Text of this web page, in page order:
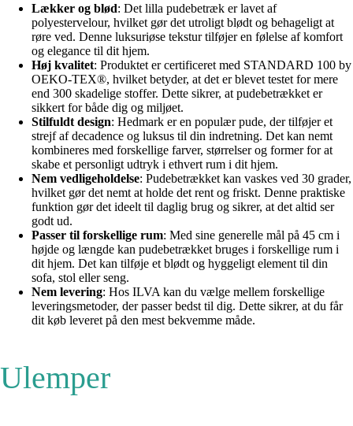
Lækker og blød: Det lilla pudebetræk er lavet af
polyestervelour, hvilket gør det utroligt blødt og behageligt at
røre ved. Denne luksuriøse tekstur tilføjer en følelse af komfort
og elegance til dit hjem.
Høj kvalitet: Produktet er certificeret med STANDARD 100 by
OEKO-TEX®, hvilket betyder, at det er blevet testet for mere
end 300 skadelige stoffer. Dette sikrer, at pudebetrækket er
sikkert for både dig og miljøet.
Stilfuldt design: Hedmark er en populær pude, der tilføjer et
strejf af decadence og luksus til din indretning. Det kan nemt
kombineres med forskellige farver, størrelser og former for at
skabe et personligt udtryk i ethvert rum i dit hjem.
Nem vedligeholdelse: Pudebetrækket kan vaskes ved 30 grader,
hvilket gør det nemt at holde det rent og friskt. Denne praktiske
funktion gør det ideelt til daglig brug og sikrer, at det altid ser
godt ud.
Passer til forskellige rum: Med sine generelle mål på 45 cm i
højde og længde kan pudebetrækket bruges i forskellige rum i
dit hjem. Det kan tilføje et blødt og hyggeligt element til din
sofa, stol eller seng.
Nem levering: Hos ILVA kan du vælge mellem forskellige
leveringsmetoder, der passer bedst til dig. Dette sikrer, at du får
dit køb leveret på den mest bekvemme måde.
Ulemper